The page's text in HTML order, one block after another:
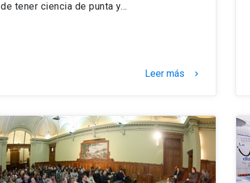
de tener ciencia de punta y…
Leer más keyboard_arrow_right